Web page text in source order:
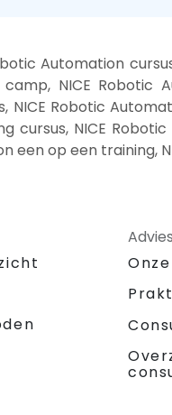
Automation
NICE Robotic
NICE Robotic
cursus, NICE
een op een training,
Advies